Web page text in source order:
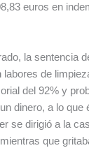
euros en
la sentencia
de
del 92% y
dinero, a lo
se dirigió a la
que